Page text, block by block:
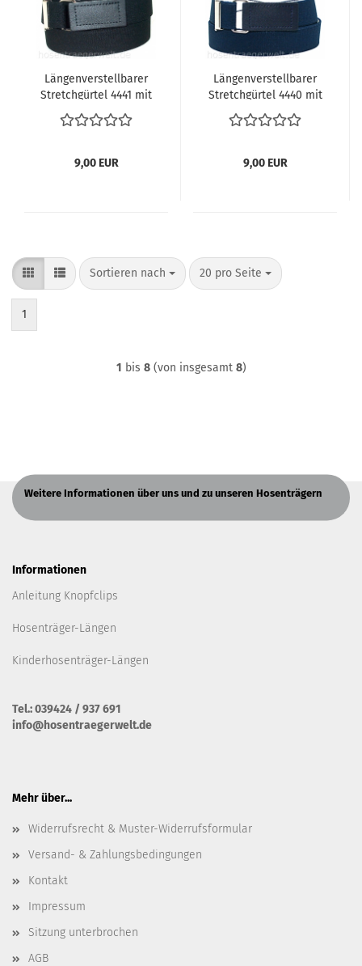
Längenverstellbarer
Stretchgürtel 4441 mit
Klettverschluß
9,00 EUR
Längenverstellbarer
Stretchgürtel 4440 mit
Klettverschluß
9,00 EUR
Sortieren nach
Sortieren nach 20 pro Seite
pro Seite
1
1 bis 8(von insgesamt 8)
Weitere Informationen über uns und zu unseren Hosenträgern
Informationen
Anleitung Knopfclips
Hosenträger-Längen
Kinderhosenträger-Längen
Tel.: 039424 / 937 691
info@hosentraegerwelt.de
Mehr über...
Widerrufsrecht & Muster-Widerrufsformular
Versand- & Zahlungsbedingungen
Kontakt
Impressum
Sitzung unterbrochen
AGB